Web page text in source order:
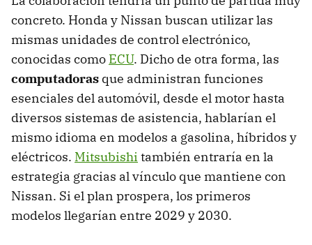
concreto. Honda y Nissan buscan utilizar las
mismas unidades de control electrónico,
conocidas como ECU. Dicho de otra forma, las
computadoras que administran funciones
esenciales del automóvil, desde el motor hasta
diversos sistemas de asistencia, hablarían el
mismo idioma en modelos a gasolina, híbridos y
eléctricos. Mitsubishi también entraría en la
estrategia gracias al vínculo que mantiene con
Nissan. Si el plan prospera, los primeros
modelos llegarían entre 2029 y 2030.